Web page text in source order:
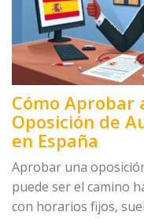
Cómo Aprobar
Oposición de
en España
Aprobar una
puede ser el camino
con horarios fijos,